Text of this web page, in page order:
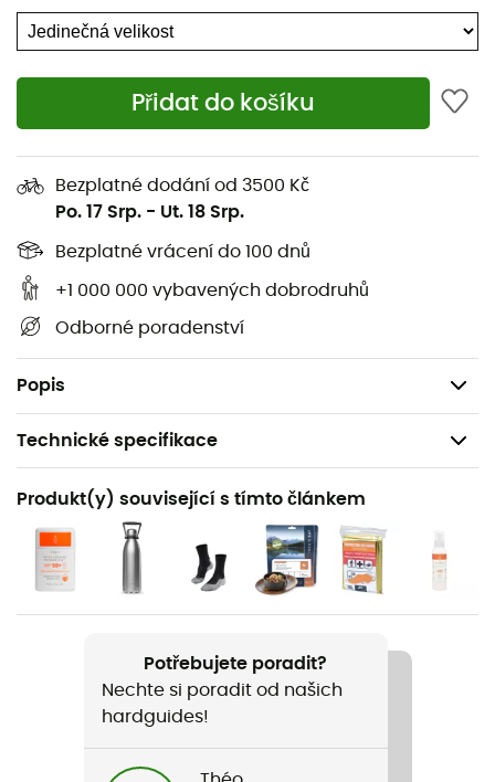
Přidat do košíku
Bezplatné dodání od 3500 Kč
Po. 17 Srp. - Ut. 18 Srp.
Bezplatné vrácení do 100 dnů
+1 000 000 vybavených dobrodruhů
Odborné poradenství
Popis
Ať už se jedná o pár kilometrů nebo dlouhou výpravu,
dobrodružství. Díky své vysoké přesnosti obsahuje tato
mapa IGN (měřítko 1 : 25 000) všechny potřebné detaily
pro pohyb po stezkách a cestách Serres / Veynes / Haut
Buëch / Bochaine a objevování jejích četných pokladů:
reliéfy, vodní toky, útočiště a další pozoruhodná místa...
Kromě vašeho orientačního smyslu je tedy podle nás
tato turistická mapa IGN nepostradatelná ve vašem
batohu a ve vašich rukou!
Technické specifikace
Doporučené pro
Pěší turistika / Trekking / Cestování
Název produktu
Serres / Veynes / Haut Buëch / Bochaine
Produkt(y) související s tímto článkem
Potřebujete poradit?
Nechte si poradit od našich
hardguides!